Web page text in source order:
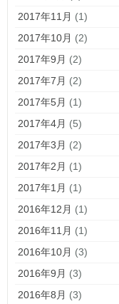
2017年11月 (1)
2017年10月 (2)
2017年9月 (2)
2017年7月 (2)
2017年5月 (1)
2017年4月 (5)
2017年3月 (2)
2017年2月 (1)
2017年1月 (1)
2016年12月 (1)
2016年11月 (1)
2016年10月 (3)
2016年9月 (3)
2016年8月 (3)